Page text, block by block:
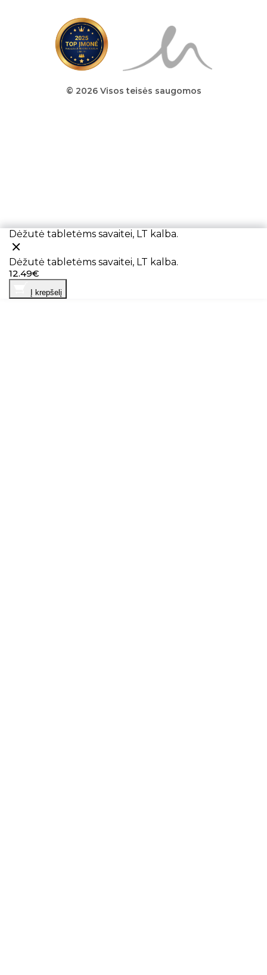
© 2026 Visos teisės saugomos
Dėžutė tabletėms savaitei, LT kalba.
Dėžutė tabletėms savaitei, LT kalba.
12.49€
Į krepšelį